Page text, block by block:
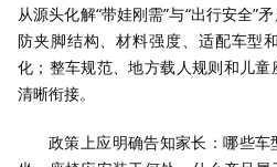
从源头化解“带娃刚需”与“出行安全”
防夹脚结构、材料强度、适配车型
化；整车规范、地方载人规则和儿
清晰衔接。
政策上应明确告知家长：哪些